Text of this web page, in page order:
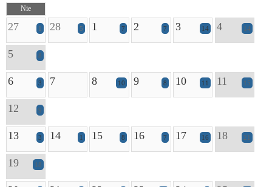
Nie
27 1 28 5 1 7 2 7 3 14 4 14
5 8
6 3 7 8 10 9 8 10 11 11 15
12 9
13 3 14 1 15 8 16 7 17 16 18 21
19 18